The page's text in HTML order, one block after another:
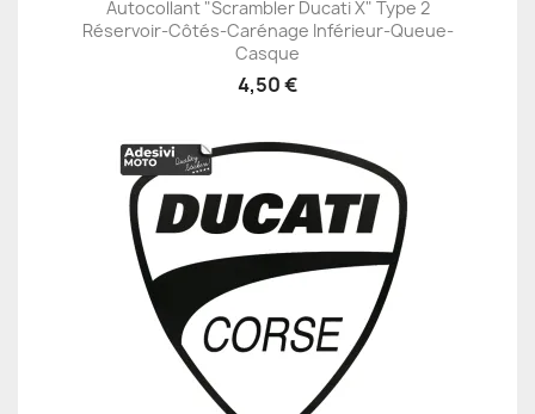
Autocollant "Scrambler Ducati X" Type 2
Réservoir-Côtés-Carénage Inférieur-Queue-
Casque
4,50 €